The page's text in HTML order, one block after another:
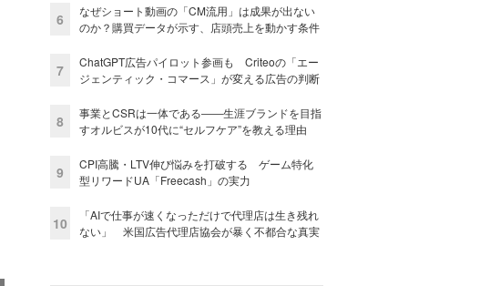
6
なぜショート動画の「CM流用」は成果が出ない
のか？購買データが示す、店頭売上を動かす条件
7
ChatGPT広告パイロット参画も Criteoの「エー
ジェンティック・コマース」が変える広告の判断
8
事業とCSRは一体である――生涯ブランドを目指
すオルビスが10代に“セルフケア”を教える理由
9
CPI高騰・LTV伸び悩みを打破する ゲーム特化
型リワードUA「Freecash」の実力
10
「AIで仕事が速くなっただけで代理店は生き残れ
ない」 米国広告代理店協会が暴く不都合な真実